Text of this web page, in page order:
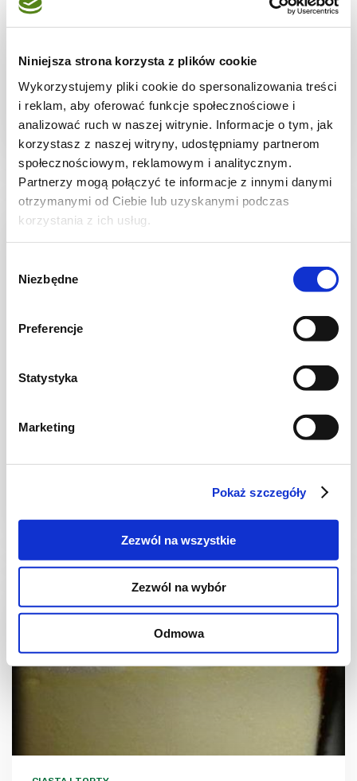
Niniejsza strona korzysta z plików cookie
Wykorzystujemy pliki cookie do spersonalizowania treści
i reklam, aby oferować funkcje społecznościowe i
analizować ruch w naszej witrynie. Informacje o tym, jak
korzystasz z naszej witryny, udostępniamy partnerom
społecznościowym, reklamowym i analitycznym.
Partnerzy mogą połączyć te informacje z innymi danymi
otrzymanymi od Ciebie lub uzyskanymi podczas
korzystania z ich usług.
zgody
Niezbędne
Preferencje
Statystyka
Marketing
Pokaż szczegóły
Zezwól na wszystkie
Zezwól na wybór
Odmowa
2 godz. - 12
TORCIK ŚMIETANOWO-TRUSKAWKOWY